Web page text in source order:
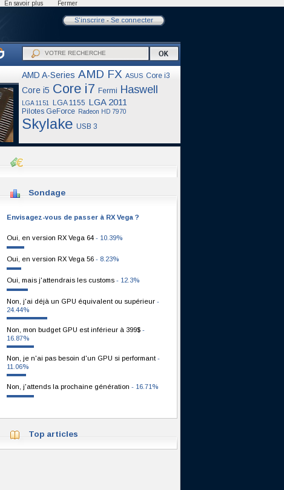
S'inscrire- Se connecter
AMD A-Series AMD FX ASUS Core i3
Core i5 Core i7 Fermi Haswell
LGA 1151 LGA 1155 LGA 2011
Pilotes GeForce Radeon HD 7970
Skylake USB 3
Sondage
Envisagez-vous de passer à RX Vega ?
Oui, en version RX Vega 64 - 10.39%
Oui, en version RX Vega 56 - 8.23%
Oui, mais j'attendrais les customs - 12.3%
Non, j'ai déjà un GPU équivalent ou supérieur -
24.44%
Non, mon budget GPU est inférieur à 399$ -
16.87%
Non, je n'ai pas besoin d'un GPU si performant -
11.06%
Non, j'attends la prochaine génération - 16.71%
Top articles
En savoir plus Fermer